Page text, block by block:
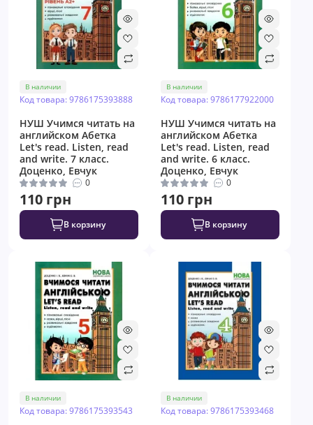
В наличии
Код товара: 9786175393888
НУШ Учимся читать на
английском Абетка
Let's read. Listen, read
and write. 7 класс.
Доценко, Евчук
0
110 грн
В корзину
В наличии
Код товара: 9786177922000
НУШ Учимся читать на
английском Абетка
Let's read. Listen, read
and write. 6 класс.
Доценко, Евчук
0
110 грн
В корзину
В наличии
Код товара: 9786175393543
В наличии
Код товара: 9786175393468